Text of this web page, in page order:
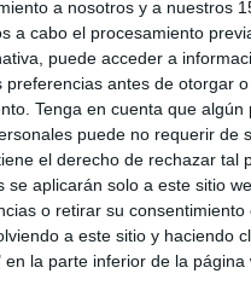
a nosotros y a nuestros
a cabo el procesamiento
puede acceder a
preferencias antes de otorgar
Tenga en cuenta que algún
puede no requerir de
el derecho de rechazar tal
se aplicarán solo a este sitio
o retirar su consentimiento
a este sitio y haciendo
en la parte inferior de la página
necesidad de carácter
que lo
suficientes o que
importantes
auditiva de óptimas
y de
a la de los audífonos
son fáciles de
y ópticas, además de en
requieren de una